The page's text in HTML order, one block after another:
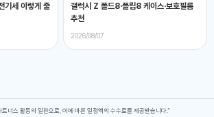
기세 이렇게 줄
갤럭시 Z 폴드8·플립8 케이스·보호필름
추천
2026/08/07
너스 활동의 일환으로, 이에 따른 일정액의 수수료를 제공받습니다.”